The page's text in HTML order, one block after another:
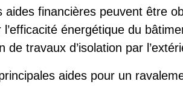
aides financières peuvent être
l’efficacité énergétique du
de travaux d’isolation par
aides pour un